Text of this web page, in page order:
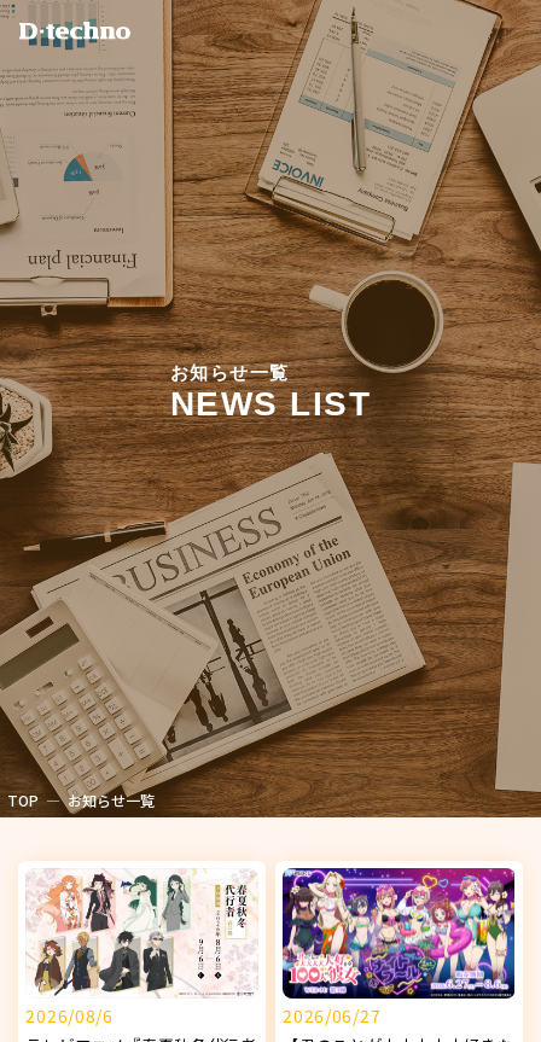
お知らせ一覧
NEWS LIST
TOP お知らせ一覧
2026/08/6 2026/06/27